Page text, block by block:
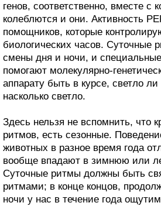
генов, соответственно, вместе с
колеблются и они. Активность
помощников, которые
биологических часов. Суточные
смены дня и ночи, и
помогают молекулярно-
аппарату быть в курсе, светло ли
насколько светло.
Здесь нельзя не вспомнить, что
ритмов, есть сезонные.
животных в разное время года
вообще впадают в зимнюю или
Суточные ритмы должны быть
ритмами; в конце концов,
ночи у нас в течение года